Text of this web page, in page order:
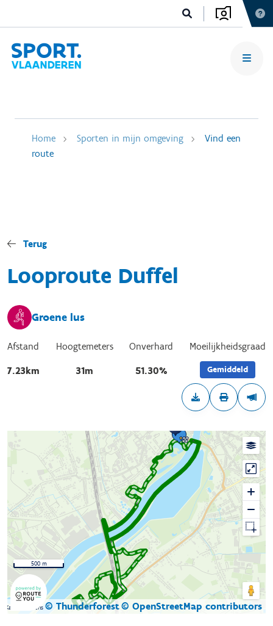
Home Sporten in mijn omgeving
Vind een
route
Terug
Looproute Duffel
Groene lus
Afstand
7.23km
Hoogtemeters
31m
Onverhard
51.30%
Moeilijkheidsgraad
Gemiddeld
Kaartgegevens © Thunderforest© OpenStreetMap contributors
500 m